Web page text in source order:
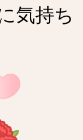
気持ち